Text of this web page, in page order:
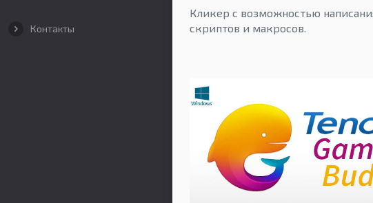
Контакты
Кликер с возможностью
скриптов и макросов.